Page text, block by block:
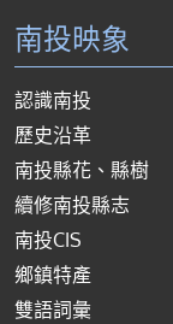
南投映象
認識南投
歷史沿革
南投縣花、縣樹
續修南投縣志
南投CIS
鄉鎮特產
雙語詞彙